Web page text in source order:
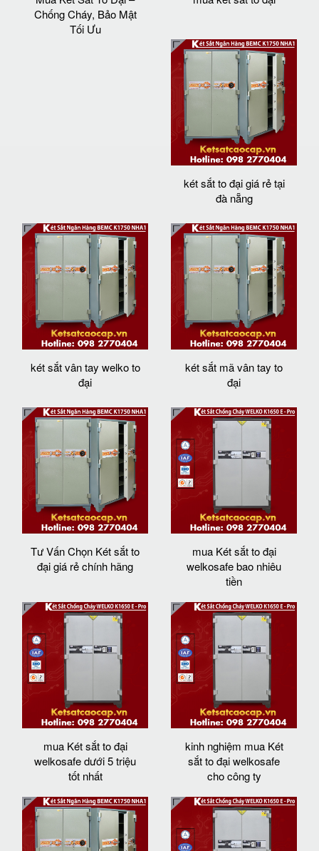
Chống Cháy, Bảo Mật
Tối Ưu
két sắt to đại giá rẻ tại
đà nẵng
két sắt vân tay welko to
đại
két sắt mã vân tay to
đại
Tư Vấn Chọn Két sắt to
đại giá rẻ chính hãng
mua Két sắt to đại
welkosafe bao nhiêu
tiền
mua Két sắt to đại
welkosafe dưới 5 triệu
tốt nhất
kinh nghiệm mua Két
sắt to đại welkosafe
cho công ty